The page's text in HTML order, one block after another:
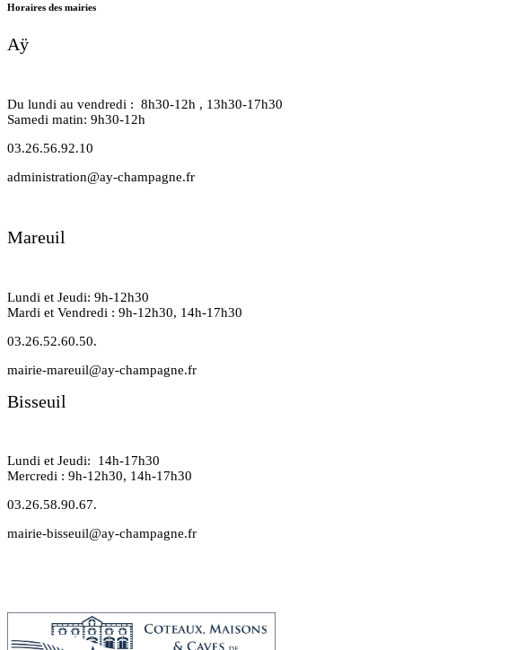
Horaires des mairies
Aÿ
Du lundi au vendredi : 8h30-12h , 13h30-17h30
Samedi matin: 9h30-12h
03.26.56.92.10
administration@ay-champagne.fr
Mareuil
Lundi et Jeudi: 9h-12h30
Mardi et Vendredi : 9h-12h30, 14h-17h30
03.26.52.60.50.
mairie-mareuil@ay-champagne.fr
Bisseuil
Lundi et Jeudi: 14h-17h30
Mercredi : 9h-12h30, 14h-17h30
03.26.58.90.67.
mairie-bisseuil@ay-champagne.fr